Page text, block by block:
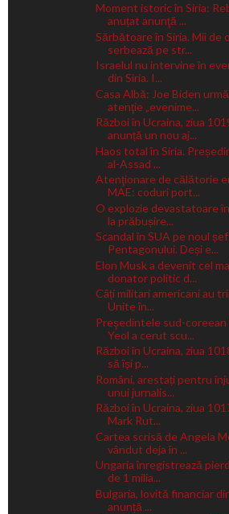
Moment istoric în Siria:
anuțat anunţă ...
Sărbătoare în Siria. Mii de
serbează pe str...
Israelul nu intervine în
din Siria. I...
Casa Albă: Joe Biden
atenţie „evenime...
Război în Ucraina, ziua
anunță un nou aj...
Haos total în Siria.
al-Assad ...
Atenţionare de călătorie
MAE: coduri port...
O explozie devastatoare
la prăbușire...
Scandal în SUA pe noul șef
Pentagonului. Deși e...
Elon Musk a devenit cel
donator politic d...
Câți militari americani au
Unite în...
Preşedintele sud-coreean
Yeol a cerut scu...
Război în Ucraina, ziua
să își p...
Români, arestați pentru
unui jurnalis...
Război în Ucraina, ziua
Mark Rut...
Cartea scrisă de Angela
vândut deja în ...
Ungaria înregistrează
de 1 milia...
Bulgaria, lovită financiar
anunță ...